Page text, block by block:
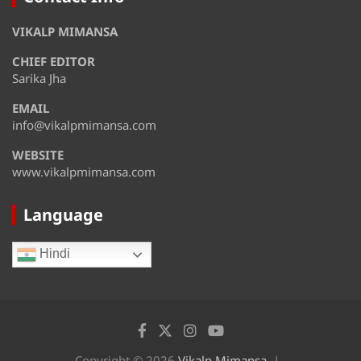
Thursday
August 14
Friday
August 15
Saturday
VIKALP MIMANSA
CHIEF EDITOR
Sarika Jha
EMAIL
info@vikalpmimansa.com
WEBSITE
www.vikalpmimansa.com
Language
Hindi